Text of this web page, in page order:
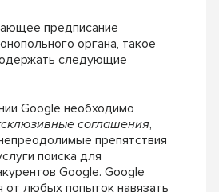
предписание
органа, такое
следующие
Google необходимо
соглашения,
препятствия
поиска для
Google. Google
от любых попыток навязать